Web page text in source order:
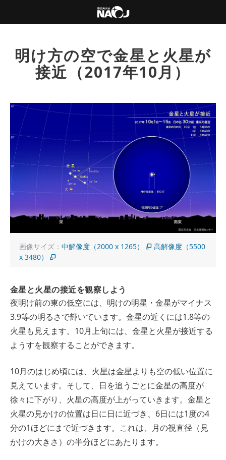
明け方の空で金星と火星が
接近（2017年10月）
画像サイズ： 中解像度（2000 x 1265）
高解像度（5500
x 3480）
金星と火星の接近を観察しよう
夜明け前の東の低空には、明けの明星・金星がマイナス
3.9等の明るさで輝いています。金星の近くには1.8等の
火星も見えます。10月上旬には、金星と火星が接近する
ようすを観察することができます。
10月のはじめ頃には、火星は金星よりも空の低い位置に
見えています。そして、日を追うごとに金星の高度が
徐々に下がり、火星の高度が上がっていきます。金星と
火星の見かけの位置は日に日に近づき、6日には1度の4
分の1ほどにまで近づきます。これは、月の視直径（見
かけの大きさ）の半分ほどにあたります。